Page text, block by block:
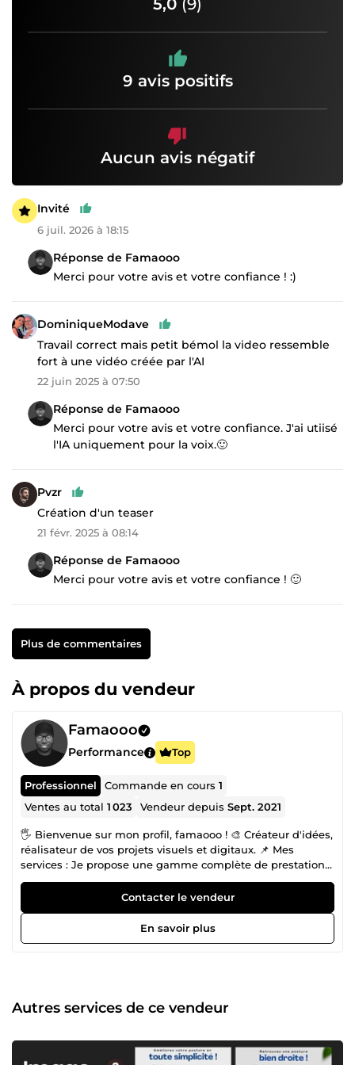
5,0 (9)
9 avis positifs
Aucun avis négatif
Invité
6 juil. 2026 à 18:15
Réponse de Famaooo
Merci pour votre avis et votre confiance ! :)
DominiqueModave
Travail correct mais petit bémol la video ressemble
fort à une vidéo créée par l'AI
22 juin 2025 à 07:50
Réponse de Famaooo
Merci pour votre avis et votre confiance. J'ai utiisé
l'IA uniquement pour la voix.🙂
Pvzr
Création d'un teaser
21 févr. 2025 à 08:14
Réponse de Famaooo
Merci pour votre avis et votre confiance ! 🙂
Plus de commentaires
À propos du vendeur
Famaooo
Performance Top
Professionnel Commande en cours1
Ventes au total1 023 Vendeur depuisSept. 2021
🖐 Bienvenue sur mon profil, famaooo ! 🎨 Créateur d'idées,
réalisateur de vos projets visuels et digitaux. 📌 Mes
services : Je propose une gamme complète de prestations
pour donner vie à vos projets : 🎞️ Montage photo et vidéo :
Transformez vos souvenirs ou vos contenus en œuvres
mémorables. 💻 Création de sites internet : Sites vitrines, e-
commerce ou plateformes sur mesure, je conçois des sites
esthétiques et performants. 🔗 Conception de tunnels de
professionnalisme, avec une priorité absolue : respecter
vos attentes et délais. 💡 Créativité et passion Ma passion
constamment les tendances pour vous offrir des
réalisations modernes et percutantes. 💬 Écoute et
Contacter le vendeur
En savoir plus
Autres services de ce vendeur